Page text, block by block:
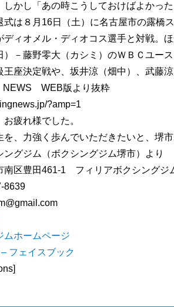
しかし「あの時こうしておけばよかっ
式は８月16日（土）に名古屋市の露橋
ディオメル・ディオコス選手と対戦。
）－藤野零大（カシミ）のＷＢＣユー
王座決定戦や、坂井涼（畑中）、武藤
WEB版より抜粋
?amp=1
お疲れ様でした。
を、力強く歩んでいただきたいと、堺
ングジム（ボクシングジム堺市）より
南区豊田461-1 フィリアボクシングジ
8639
ムホームページ
フェイスブック